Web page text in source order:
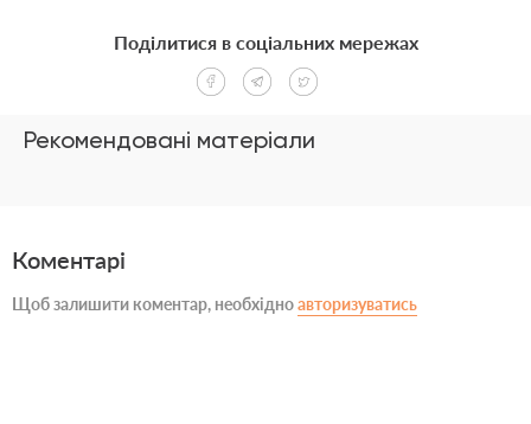
Рекомендовані матеріали
Поділитися в соціальних мережах
Коментарі
Щоб залишити коментар, необхідноавторизуватись